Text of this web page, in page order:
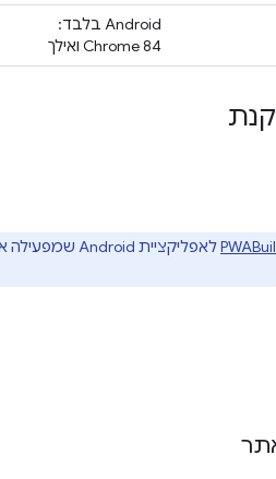
‫Android בלבד:
Chrome 84 ואילך
לאפליקציית Android שמפעילה את ה-PWA כ